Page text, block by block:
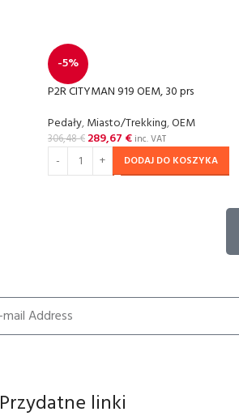
-5%
P2R CITYMAN 919 OEM, 30 prs
Pedały,Miasto/Trekking,OEM
306,48€ 289,67 € inc. VAT
DODAJ DO KOSZYKA
Przydatne linki